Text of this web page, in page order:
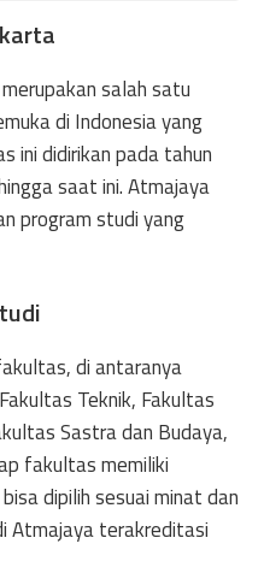
salah satu
di Indonesia yang
ini didirikan pada tahun
saat ini. Atmajaya
program studi yang
di antaranya
Teknik, Fakultas
Sastra dan Budaya,
fakultas memiliki
dipilih sesuai minat dan
Atmajaya terakreditasi